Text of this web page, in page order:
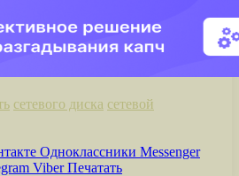
сетевого диска сетевой
Одноклассники Messenger
Viber Печатать